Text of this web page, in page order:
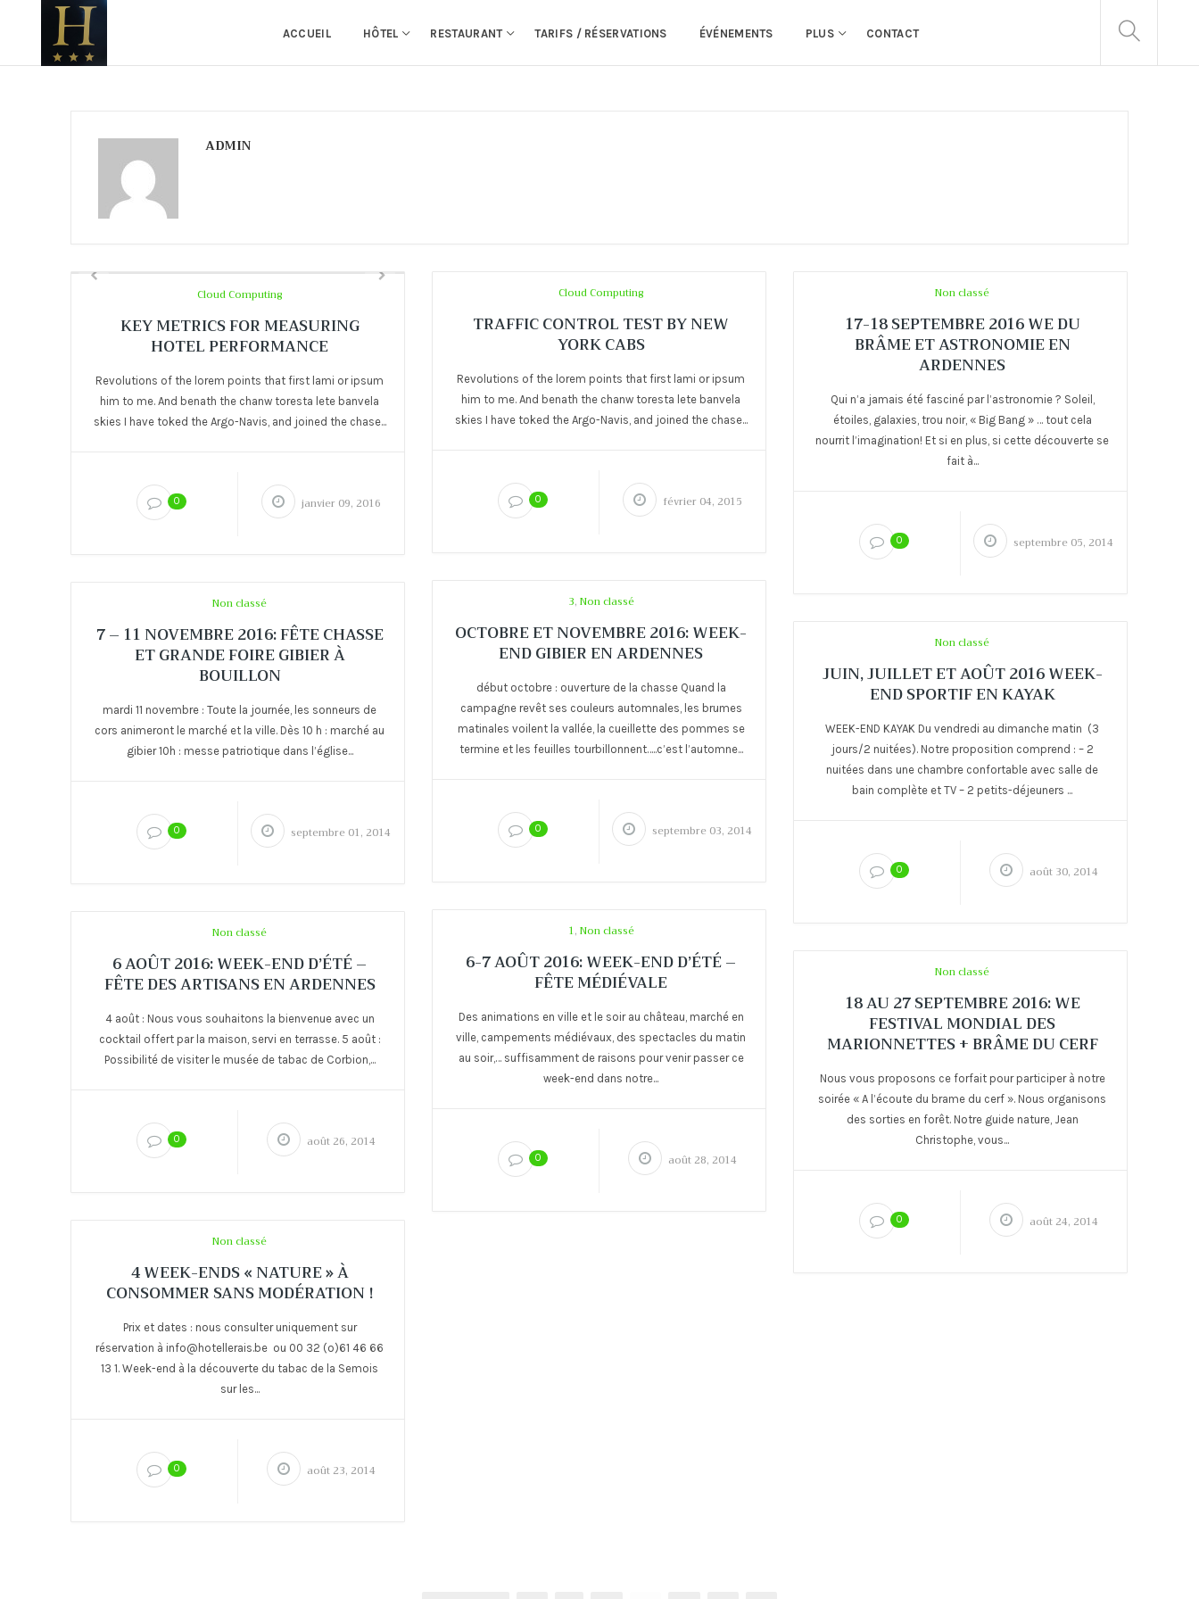
ACCUEIL HÔTEL RESTAURANT TARIFS / RÉSERVATIONS ÉVÉNEMENTS PLUS CONTACT
ADMIN
Cloud Computing
KEY METRICS FOR MEASURING
HOTEL PERFORMANCE
Revolutions of the lorem points that first lami or ipsum
him to me. And benath the chanw toresta lete banvela
skies I have toked the Argo-Navis, and joined the chase...
0 janvier 09, 2016
Cloud Computing
TRAFFIC CONTROL TEST BY NEW
YORK CABS
Revolutions of the lorem points that first lami or ipsum
him to me. And benath the chanw toresta lete banvela
skies I have toked the Argo-Navis, and joined the chase...
0 février 04, 2015
Non classé
17-18 SEPTEMBRE 2016 WE DU
BRÂME ET ASTRONOMIE EN
ARDENNES
Qui n’a jamais été fasciné par l’astronomie ? Soleil,
étoiles, galaxies, trou noir, « Big Bang » … tout cela
nourrit l’imagination! Et si en plus, si cette découverte se
fait à...
0 septembre 05, 2014
3, Non classé
OCTOBRE ET NOVEMBRE 2016: WEEK-
END GIBIER EN ARDENNES
début octobre : ouverture de la chasse Quand la
campagne revêt ses couleurs automnales, les brumes
matinales voilent la vallée, la cueillette des pommes se
termine et les feuilles tourbillonnent…..c’est l’automne...
0 septembre 03, 2014
Non classé
7 – 11 NOVEMBRE 2016: FÊTE CHASSE
ET GRANDE FOIRE GIBIER À
BOUILLON
mardi 11 novembre : Toute la journée, les sonneurs de
cors animeront le marché et la ville. Dès 10 h : marché au
gibier 10h : messe patriotique dans l’église...
0 septembre 01, 2014
Non classé
JUIN, JUILLET ET AOÛT 2016 WEEK-
END SPORTIF EN KAYAK
WEEK-END KAYAK Du vendredi au dimanche matin (3
jours/2 nuitées). Notre proposition comprend : – 2
nuitées dans une chambre confortable avec salle de
bain complète et TV – 2 petits-déjeuners ...
0 août 30, 2014
1, Non classé
6-7 AOÛT 2016: WEEK-END D’ÉTÉ –
FÊTE MÉDIÉVALE
Des animations en ville et le soir au château, marché en
ville, campements médiévaux, des spectacles du matin
au soir,… suffisamment de raisons pour venir passer ce
week-end dans notre...
0 août 28, 2014
Non classé
6 AOÛT 2016: WEEK-END D’ÉTÉ –
FÊTE DES ARTISANS EN ARDENNES
4 août : Nous vous souhaitons la bienvenue avec un
cocktail offert par la maison, servi en terrasse. 5 août :
Possibilité de visiter le musée de tabac de Corbion,...
0 août 26, 2014
Non classé
18 AU 27 SEPTEMBRE 2016: WE
FESTIVAL MONDIAL DES
MARIONNETTES + BRÂME DU CERF
Nous vous proposons ce forfait pour participer à notre
soirée « A l’écoute du brame du cerf ». Nous organisons
des sorties en forêt. Notre guide nature, Jean
Christophe, vous...
0
août 24, 2014
Non classé
4 WEEK-ENDS « NATURE » À
CONSOMMER SANS MODÉRATION !
Prix et dates : nous consulter uniquement sur
réservation à info@hotellerais.be ou 00 32 (o)61 46 66
13 1. Week-end à la découverte du tabac de la Semois
sur les...
0 août 23, 2014